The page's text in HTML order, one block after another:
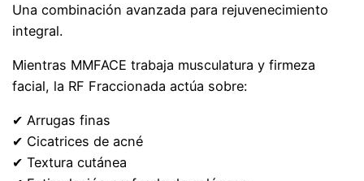
Una combinación avanzada para rejuvenecimiento
integral.
Mientras MMFACE trabaja musculatura y firmeza
facial, la RF Fraccionada actúa sobre:
✔ Arrugas finas
✔ Cicatrices de acné
✔ Textura cutánea